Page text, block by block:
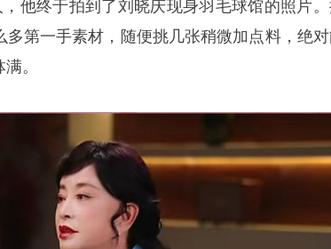
他终于拍到了刘晓庆现身羽毛球馆的照片
第一手素材，随便挑几张稍微加点料，绝
。